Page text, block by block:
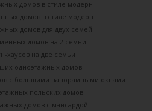
домов в стиле модерн
домов в стиле модерн
домов для двух семей
домов на 2 семьи
хаусов на две семьи
одноэтажных домов
с большими панорамными окнами
польских домов
домов с мансардой